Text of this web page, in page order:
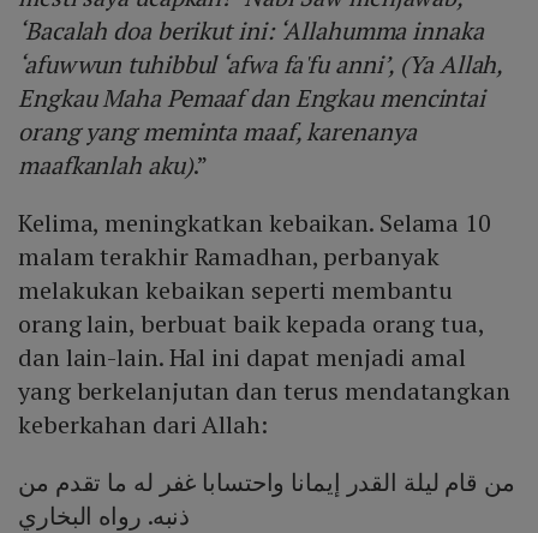
‘Bacalah doa berikut ini: ‘Allahumma innaka
‘afuwwun tuhibbul ‘afwa fa'fu anni’, (Ya Allah,
Engkau Maha Pemaaf dan Engkau mencintai
orang yang meminta maaf, karenanya
maafkanlah aku).”
Kelima, meningkatkan kebaikan. Selama 10
malam terakhir Ramadhan, perbanyak
melakukan kebaikan seperti membantu
orang lain, berbuat baik kepada orang tua,
dan lain-lain. Hal ini dapat menjadi amal
yang berkelanjutan dan terus mendatangkan
keberkahan dari Allah:
من قام ليلة القدر إيمانا واحتسابا غفر له ما تقدم من
ذنبه. رواه البخاري